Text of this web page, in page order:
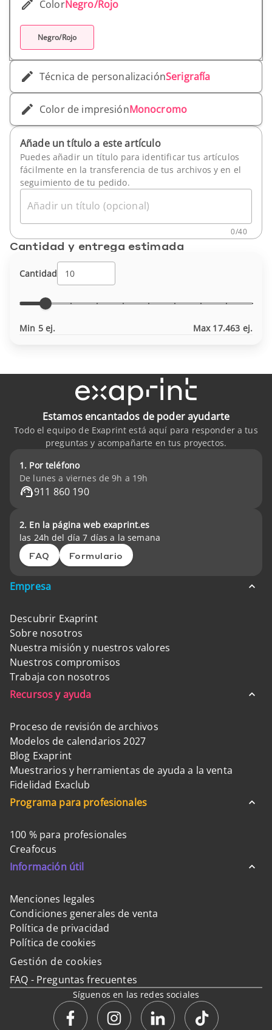
ColorNegro/Rojo
Negro/Rojo
Técnica de personalizaciónSerigrafía
Color de impresiónMonocromo
Añade un título a este artículo
Puedes añadir un título para identificar tus artículos
fácilmente en la transferencia de tus archivos y en el
seguimiento de tu pedido.
Añadir un título (opcional)
0/40
Cantidad y entrega estimada
Cantidad
Min 5 ej. Max 17.463 ej.
Estamos encantados de poder ayudarte
Todo el equipo de Exaprint está aquí para responder a tus
preguntas y acompañarte en tus proyectos.
1. Por teléfono
De lunes a viernes de 9h a 19h
911 860 190
2. En la página web exaprint.es
las 24h del día 7 días a la semana
FAQ Formulario
Empresa
Descubrir Exaprint
Sobre nosotros
Nuestra misión y nuestros valores
Nuestros compromisos
Trabaja con nosotros
Recursos y ayuda
Proceso de revisión de archivos
Modelos de calendarios 2027
Blog Exaprint
Muestrarios y herramientas de ayuda a la venta
Fidelidad Exaclub
Programa para profesionales
100 % para profesionales
Creafocus
Información útil
Menciones legales
Condiciones generales de venta
Política de privacidad
Política de cookies
Gestión de cookies
FAQ - Preguntas frecuentes
Síguenos en las redes sociales